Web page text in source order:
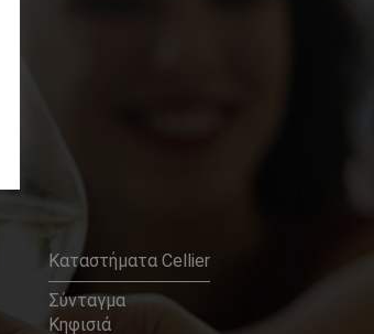
Καταστήματα Cellier
Σύνταγμα
Κηφισιά